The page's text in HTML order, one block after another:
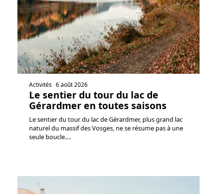
Activités 6 août 2026
Le sentier du tour du lac de
Gérardmer en toutes saisons
Le sentier du tour du lac de Gérardmer, plus grand lac
naturel du massif des Vosges, ne se résume pas à une
seule boucle.…